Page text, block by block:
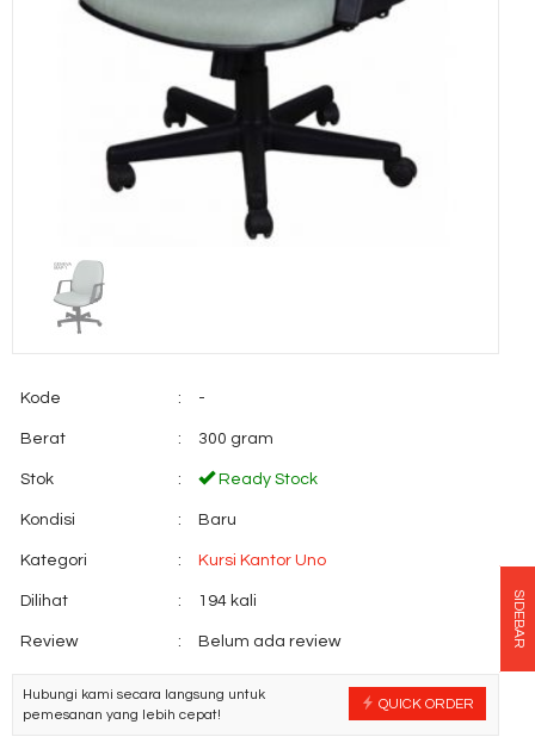
Kode : -
Berat : 300 gram
Stok : Ready Stock
Kondisi : Baru
Kategori : Kursi Kantor Uno
Dilihat : 194 kali
Review : Belum ada review
QUICK ORDER
Hubungi kami secara langsung untuk
pemesanan yang lebih cepat!
SIDEBAR